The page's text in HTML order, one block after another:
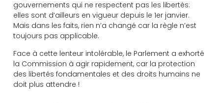
gouvernements qui ne respectent pas les libertés:
elles sont d’ailleurs en vigueur depuis le 1er janvier.
Mais dans les faits, rien n’a changé car la règle n’est
toujours pas applicable.
Face à cette lenteur intolérable, le Parlement a exhorté
la Commission à agir rapidement, car la protection
des libertés fondamentales et des droits humains ne
doit plus attendre !